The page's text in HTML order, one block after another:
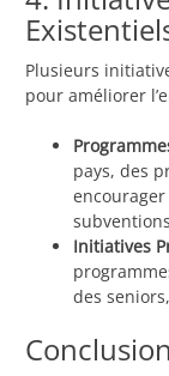
Plusieurs
pour améliorer
pays, des
encourager
Initiatives
des
Conclusion